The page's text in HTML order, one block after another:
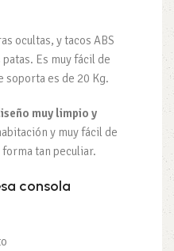
ocultas, y tacos ABS
Es muy fácil de
soporta es de 20 Kg.
muy limpio y
y muy fácil de
tan peculiar.
consola